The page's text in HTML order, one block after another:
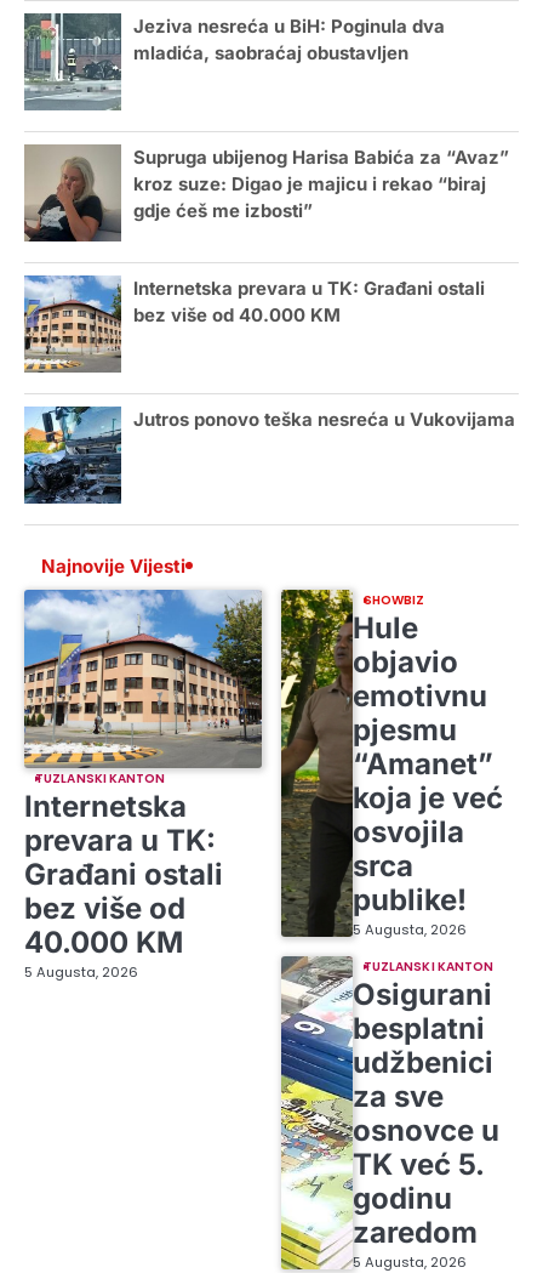
Jeziva nesreća u BiH: Poginula dva
mladića, saobraćaj obustavljen
Supruga ubijenog Harisa Babića za “Avaz”
kroz suze: Digao je majicu i rekao “biraj
gdje ćeš me izbosti”
Internetska prevara u TK: Građani ostali
bez više od 40.000 KM
Jutros ponovo teška nesreća u Vukovijama
Najnovije Vijesti
TUZLANSKI KANTON
Internetska
prevara u TK:
Građani ostali
bez više od
40.000 KM
5 Augusta, 2026
SHOWBIZ
Hule
objavio
emotivnu
pjesmu
“Amanet”
koja je već
osvojila
srca
publike!
5 Augusta, 2026
TUZLANSKI KANTON
Osigurani
besplatni
udžbenici
za sve
osnovce u
TK već 5.
godinu
zaredom
5 Augusta, 2026